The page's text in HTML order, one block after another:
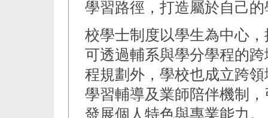
學習路徑，打造屬於自己
校學士制度以學生為中心
可透過輔系與學分學程的
程規劃外，學校也成立跨
學習輔導及業師陪伴機制
發展個人特色與專業能力。